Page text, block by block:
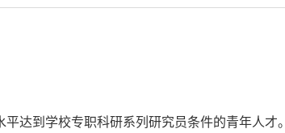
达到学校专职科研系列研究员条件的青年人才。